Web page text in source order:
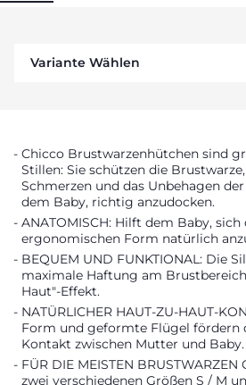
Variante Wählen
Chicco Brustwarzenhütchen sind
Stillen: Sie schützen die
Schmerzen und das Unbehagen
dem Baby, richtig anzudocken.
ANATOMISCH: Hilft dem Baby, sich
ergonomischen Form natürlich
BEQUEM UND FUNKTIONAL: Die
maximale Haftung am
Haut"-Effekt.
NATÜRLICHER HAUT-ZU-HAUT-
Form und geformte Flügel fördern
Kontakt zwischen Mutter und Baby.
FÜR DIE MEISTEN
zwei verschiedenen Größen S / M